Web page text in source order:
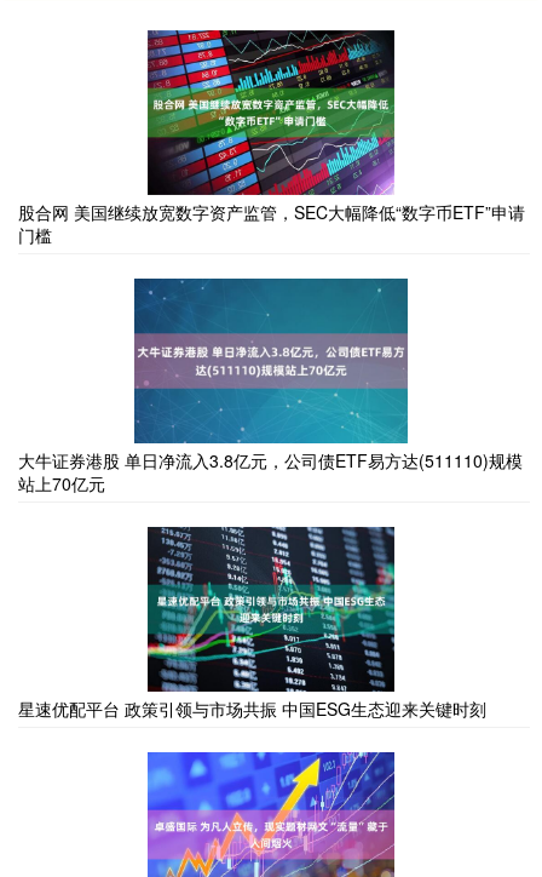
股合网 美国继续放宽数字资产监管，SEC大幅降低“数字币ETF”申请
门槛
大牛证券港股 单日净流入3.8亿元，公司债ETF易方达(511110)规模
站上70亿元
星速优配平台 政策引领与市场共振 中国ESG生态迎来关键时刻